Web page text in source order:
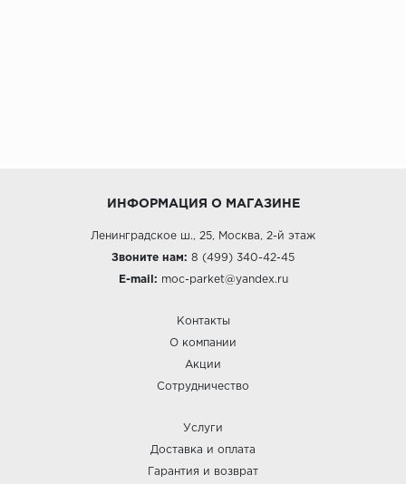
ИНФОРМАЦИЯ О МАГАЗИНЕ
Ленинградское ш., 25, Москва, 2-й этаж
Звоните нам: 8 (499) 340-42-45
E-mail: moc-parket@yandex.ru
Контакты
О компании
Акции
Сотрудничество
Услуги
Доставка и оплата
Гарантия и возврат